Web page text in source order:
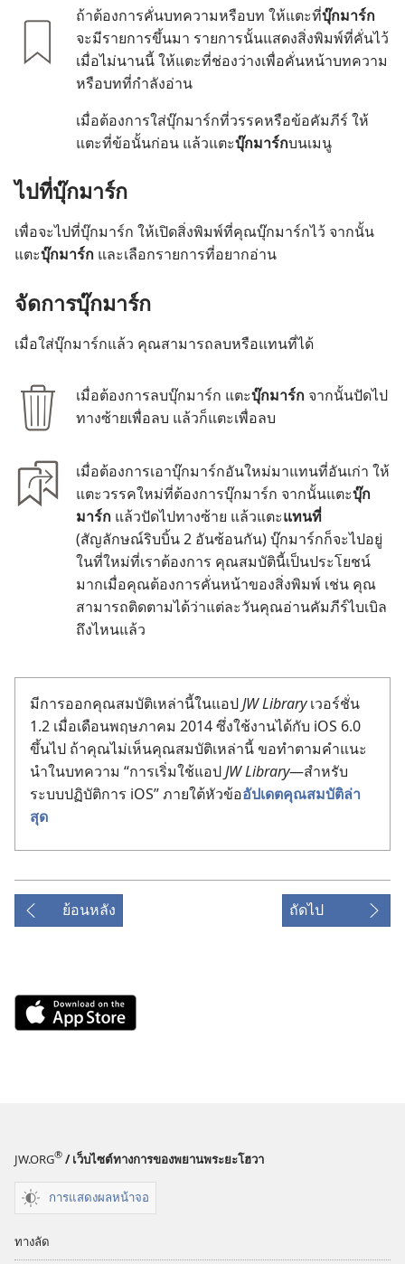
ถ้า​ต้องการ​คั่น​บทความ​หรือ​บท ให้​แตะ​ที่​บุ๊ก​มาร์ก
จะ​มี​รายการ​ขึ้น​มา รายการ​นั้น​แสดง​สิ่ง​พิมพ์​ที่​คั่น​ไว้​
เมื่อ​ไม่​นาน​นี้ ให้​แตะ​ที่​ช่อง​ว่าง​เพื่อ​คั่น​หน้า​บทความ​
หรือ​บท​ที่​กำลัง​อ่าน
เมื่อ​ต้องการ​ใส่​บุ๊ก​มาร์ก​ที่​วรรค​หรือ​ข้อ​คัมภีร์ ให้​
แตะ​ที่​ข้อ​นั้น​ก่อน แล้ว​แตะ​บุ๊ก​มาร์ก​บน​เมนู
ไป​ที่​บุ๊ก​มาร์ก
เพื่อ​จะ​ไป​ที่​บุ๊ก​มาร์ก ให้​เปิด​สิ่ง​พิมพ์​ที่​คุณ​บุ๊ก​มาร์ก​ไว้ จาก​นั้น​
แตะ​บุ๊ก​มาร์ก และ​เลือก​รายการ​ที่​อยาก​อ่าน
จัด​การ​บุ๊ก​มาร์ก
เมื่อ​ใส่​บุ๊ก​มาร์ก​แล้ว คุณ​สามารถ​ลบ​หรือ​แทน​ที่​ได้
เมื่อ​ต้องการ​ลบ​บุ๊ก​มาร์ก แตะ​บุ๊ก​มาร์ก จาก​นั้น​ปัด​ไป​
ทาง​ซ้าย​เพื่อ​ลบ แล้ว​ก็​แตะ​เพื่อ​ลบ
เมื่อ​ต้องการ​เอา​บุ๊ก​มาร์ก​อัน​ใหม่​มา​แทน​ที่​อัน​เก่า ให้​
แตะ​วรรค​ใหม่​ที่​ต้องการ​บุ๊ก​มาร์ก จาก​นั้น​แตะ​บุ๊ก​
มาร์ก แล้ว​ปัด​ไป​ทาง​ซ้าย แล้ว​แตะ​แทน​ที่
(สัญลักษณ์​ริบบิ้น 2 อัน​ซ้อน​กัน) บุ๊ก​มาร์ก​ก็​จะ​ไป​อยู่​
ใน​ที่​ใหม่​ที่​เรา​ต้องการ คุณสมบัติ​นี้​เป็น​ประโยชน์​
มาก​เมื่อ​คุณ​ต้องการ​คั่น​หน้า​ของ​สิ่ง​พิมพ์ เช่น คุณ​
สามารถ​ติด​ตาม​ได้​ว่า​แต่​ละ​วัน​คุณ​อ่าน​คัมภีร์​ไบเบิล​
ถึง​ไหน​แล้ว
มี​การ​ออก​คุณสมบัติ​เหล่า​นี้​ใน​แอปJW Libraryเวอร์ชั่น
1.2 เมื่อ​เดือน​พฤษภาคม 2014 ซึ่ง​ใช้​งาน​ได้​กับ iOS 6.0
ขึ้น​ไป ถ้า​คุณ​ไม่​เห็น​คุณสมบัติ​เหล่า​นี้ ขอ​ทำ​ตาม​คำ​แนะ​
นำ​ใน​บทความ “การ​เริ่ม​ใช้​แอปJW Library—สำหรับ​
ระบบ​ปฏิบัติการ iOS” ภาย​ใต้​หัวข้อ​อัปเดต​คุณสมบัติ​ล่า​
สุด
ย้อนหลัง ถัดไป
Download
on
ใหม่)
JW.ORG® / เว็บไซต์ทางการของพยานพระยะโฮวา
การแสดงผลหน้าจอ
ทางลัด